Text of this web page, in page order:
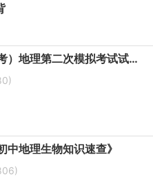
2026中考（会考）地理第二次模拟考试试卷（北京卷+河北卷）
地理生物知识速查》